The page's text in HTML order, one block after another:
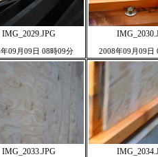
IMG_2029.JPG
09月09日 08時09分 2008年09月09日
IMG_2033.JPG